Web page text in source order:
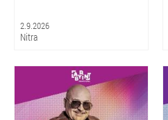
2.9.2026
Nitra